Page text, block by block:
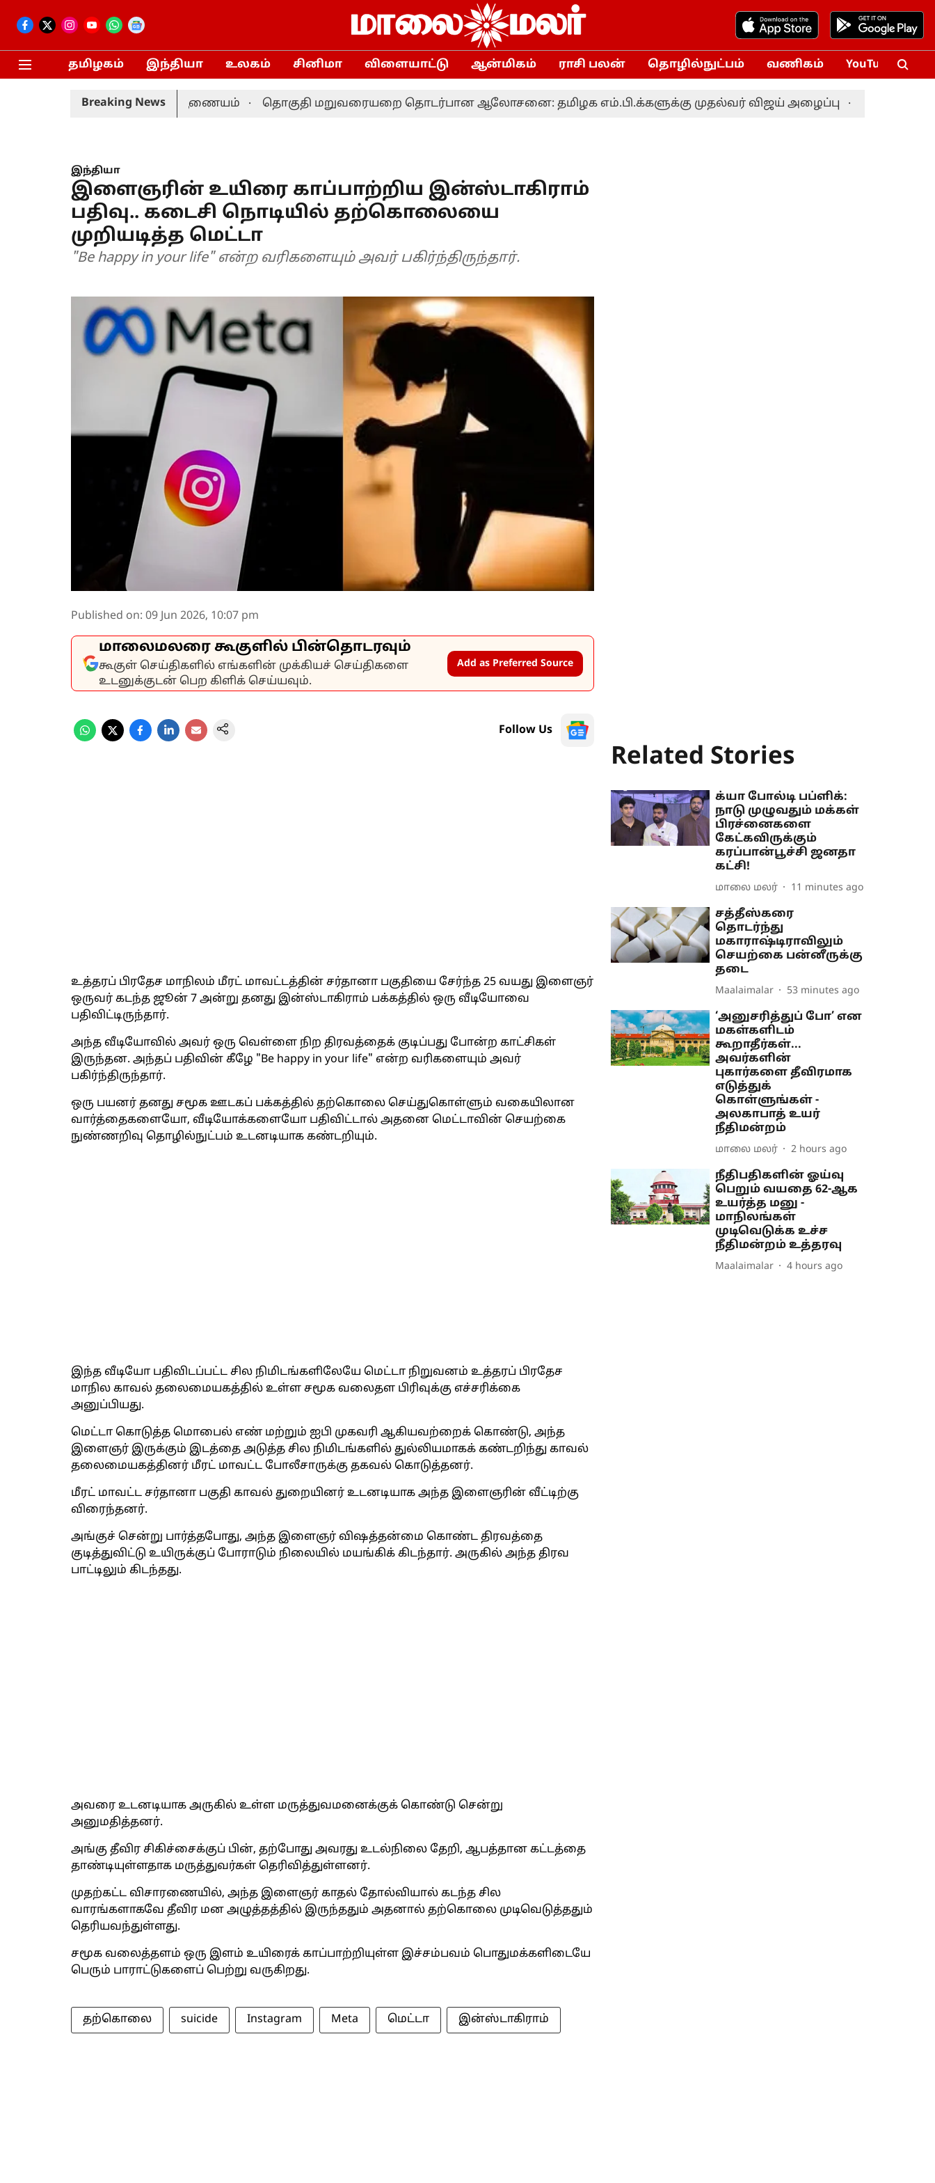
தமிழகம் இந்தியா உலகம் சினிமா விளையாட்டு ஆன்மிகம் ராசி பலன் தொழில்நுட்பம் வணிகம் YouTube
Breaking News
நடைபெறும்: தேர்தல் ஆணையம் தொகுதி மறுவரையறை தொடர்பான ஆலோசனை: தமிழக எம்.பி.க்களுக்கு முதல்வர் விஜய் அழைப்பு வங்கதேச அதிபர்
இந்தியா
இளைஞரின் உயிரை காப்பாற்றிய இன்ஸ்டாகிராம்
பதிவு.. கடைசி நொடியில் தற்கொலையை
முறியடித்த மெட்டா
"Be happy in your life" என்ற வரிகளையும் அவர் பகிர்ந்திருந்தார்.
Published on: 09 Jun 2026, 10:07 pm
மாலைமலரை கூகுளில் பின்தொடரவும்
கூகுள் செய்திகளில் எங்களின் முக்கியச் செய்திகளை
உடனுக்குடன் பெற கிளிக் செய்யவும்.
Add as Preferred Source
Follow Us
உத்தரப் பிரதேச மாநிலம் மீரட் மாவட்டத்தின் சர்தானா பகுதியை சேர்ந்த 25 வயது இளைஞர்
ஒருவர் கடந்த ஜூன் 7 அன்று தனது இன்ஸ்டாகிராம் பக்கத்தில் ஒரு வீடியோவை
பதிவிட்டிருந்தார்.
அந்த வீடியோவில் அவர் ஒரு வெள்ளை நிற திரவத்தைக் குடிப்பது போன்ற காட்சிகள்
இருந்தன. அந்தப் பதிவின் கீழே "Be happy in your life" என்ற வரிகளையும் அவர்
பகிர்ந்திருந்தார்.
ஒரு பயனர் தனது சமூக ஊடகப் பக்கத்தில் தற்கொலை செய்துகொள்ளும் வகையிலான
வார்த்தைகளையோ, வீடியோக்களையோ பதிவிட்டால் அதனை மெட்டாவின் செயற்கை
நுண்ணறிவு தொழில்நுட்பம் உடனடியாக கண்டறியும்.
இந்த வீடியோ பதிவிடப்பட்ட சில நிமிடங்களிலேயே மெட்டா நிறுவனம் உத்தரப் பிரதேச
மாநில காவல் தலைமையகத்தில் உள்ள சமூக வலைதள பிரிவுக்கு எச்சரிக்கை
அனுப்பியது.
மெட்டா கொடுத்த மொபைல் எண் மற்றும் ஐபி முகவரி ஆகியவற்றைக் கொண்டு, அந்த
இளைஞர் இருக்கும் இடத்தை அடுத்த சில நிமிடங்களில் துல்லியமாகக் கண்டறிந்து காவல்
தலைமையகத்தினர் மீரட் மாவட்ட போலீசாருக்கு தகவல் கொடுத்தனர்.
மீரட் மாவட்ட சர்தானா பகுதி காவல் துறையினர் உடனடியாக அந்த இளைஞரின் வீட்டிற்கு
விரைந்தனர்.
அங்குச் சென்று பார்த்தபோது, அந்த இளைஞர் விஷத்தன்மை கொண்ட திரவத்தை
குடித்துவிட்டு உயிருக்குப் போராடும் நிலையில் மயங்கிக் கிடந்தார். அருகில் அந்த திரவ
பாட்டிலும் கிடந்தது.
அவரை உடனடியாக அருகில் உள்ள மருத்துவமனைக்குக் கொண்டு சென்று
அனுமதித்தனர்.
அங்கு தீவிர சிகிச்சைக்குப் பின், தற்போது அவரது உடல்நிலை தேறி, ஆபத்தான கட்டத்தை
தாண்டியுள்ளதாக மருத்துவர்கள் தெரிவித்துள்ளனர்.
முதற்கட்ட விசாரணையில், அந்த இளைஞர் காதல் தோல்வியால் கடந்த சில
வாரங்களாகவே தீவிர மன அழுத்தத்தில் இருந்ததும் அதனால் தற்கொலை முடிவெடுத்ததும்
தெரியவந்துள்ளது.
சமூக வலைத்தளம் ஒரு இளம் உயிரைக் காப்பாற்றியுள்ள இச்சம்பவம் பொதுமக்களிடையே
பெரும் பாராட்டுகளைப் பெற்று வருகிறது.
தற்கொலை suicide Instagram Meta மெட்டா இன்ஸ்டாகிராம்
Related Stories
க்யா போல்டி பப்ளிக்:
நாடு முழுவதும் மக்கள்
பிரச்னைகளை
கேட்கவிருக்கும்
கரப்பான்பூச்சி ஜனதா
கட்சி!
மாலை மலர் 11 minutes ago
சத்தீஸ்கரை
தொடர்ந்து
மகாராஷ்டிராவிலும்
செயற்கை பன்னீருக்கு
தடை
Maalaimalar 53 minutes ago
‘அனுசரித்துப் போ’ என
மகள்களிடம்
கூறாதீர்கள்...
அவர்களின்
புகார்களை தீவிரமாக
எடுத்துக்
கொள்ளுங்கள் -
அலகாபாத் உயர்
நீதிமன்றம்
மாலை மலர் 2 hours ago
நீதிபதிகளின் ஓய்வு
பெறும் வயதை 62-ஆக
உயர்த்த மனு -
மாநிலங்கள்
முடிவெடுக்க உச்ச
நீதிமன்றம் உத்தரவு
Maalaimalar 4 hours ago